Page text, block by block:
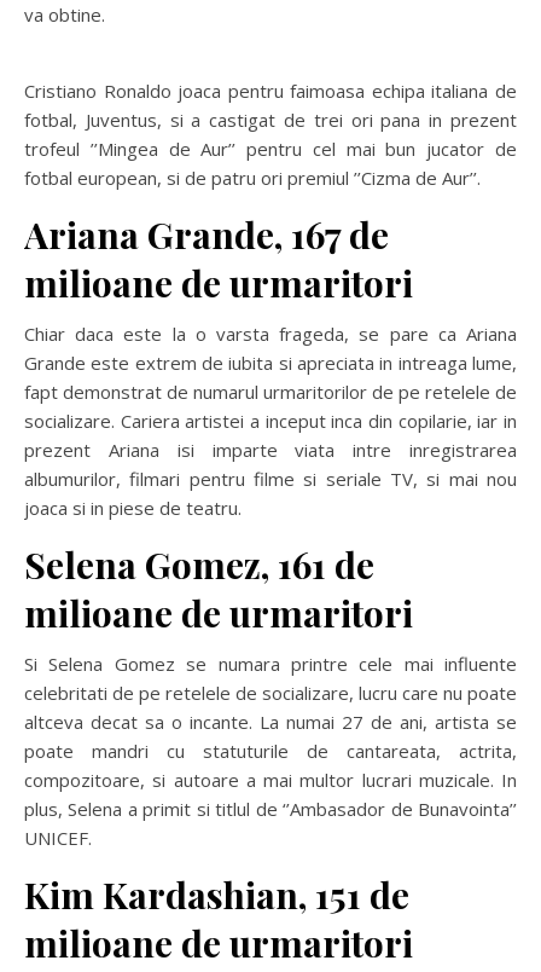
va obtine.
Cristiano Ronaldo joaca pentru faimoasa echipa italiana de
fotbal, Juventus, si a castigat de trei ori pana in prezent
trofeul ’’Mingea de Aur’’ pentru cel mai bun jucator de
fotbal european, si de patru ori premiul ’’Cizma de Aur’’.
Ariana Grande, 167 de
milioane de urmaritori
Chiar daca este la o varsta frageda, se pare ca Ariana
Grande este extrem de iubita si apreciata in intreaga lume,
fapt demonstrat de numarul urmaritorilor de pe retelele de
socializare. Cariera artistei a inceput inca din copilarie, iar in
prezent Ariana isi imparte viata intre inregistrarea
albumurilor, filmari pentru filme si seriale TV, si mai nou
joaca si in piese de teatru.
Selena Gomez, 161 de
milioane de urmaritori
Si Selena Gomez se numara printre cele mai influente
celebritati de pe retelele de socializare, lucru care nu poate
altceva decat sa o incante. La numai 27 de ani, artista se
poate mandri cu statuturile de cantareata, actrita,
compozitoare, si autoare a mai multor lucrari muzicale. In
plus, Selena a primit si titlul de ‘’Ambasador de Bunavointa’’
UNICEF.
Kim Kardashian, 151 de
milioane de urmaritori